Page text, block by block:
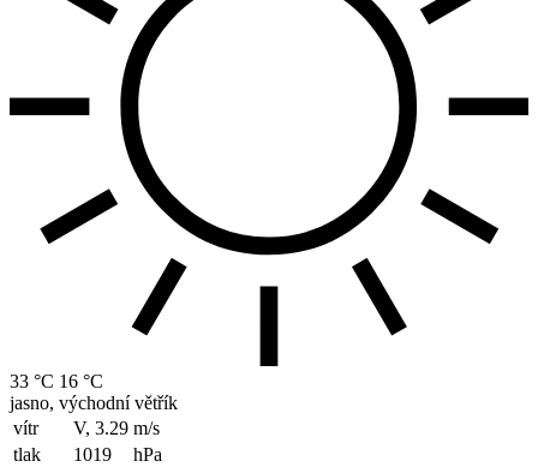
33 °C 16 °C
jasno, východní větřík
vítr
V, 3.29 m/s
tlak
1019
hPa